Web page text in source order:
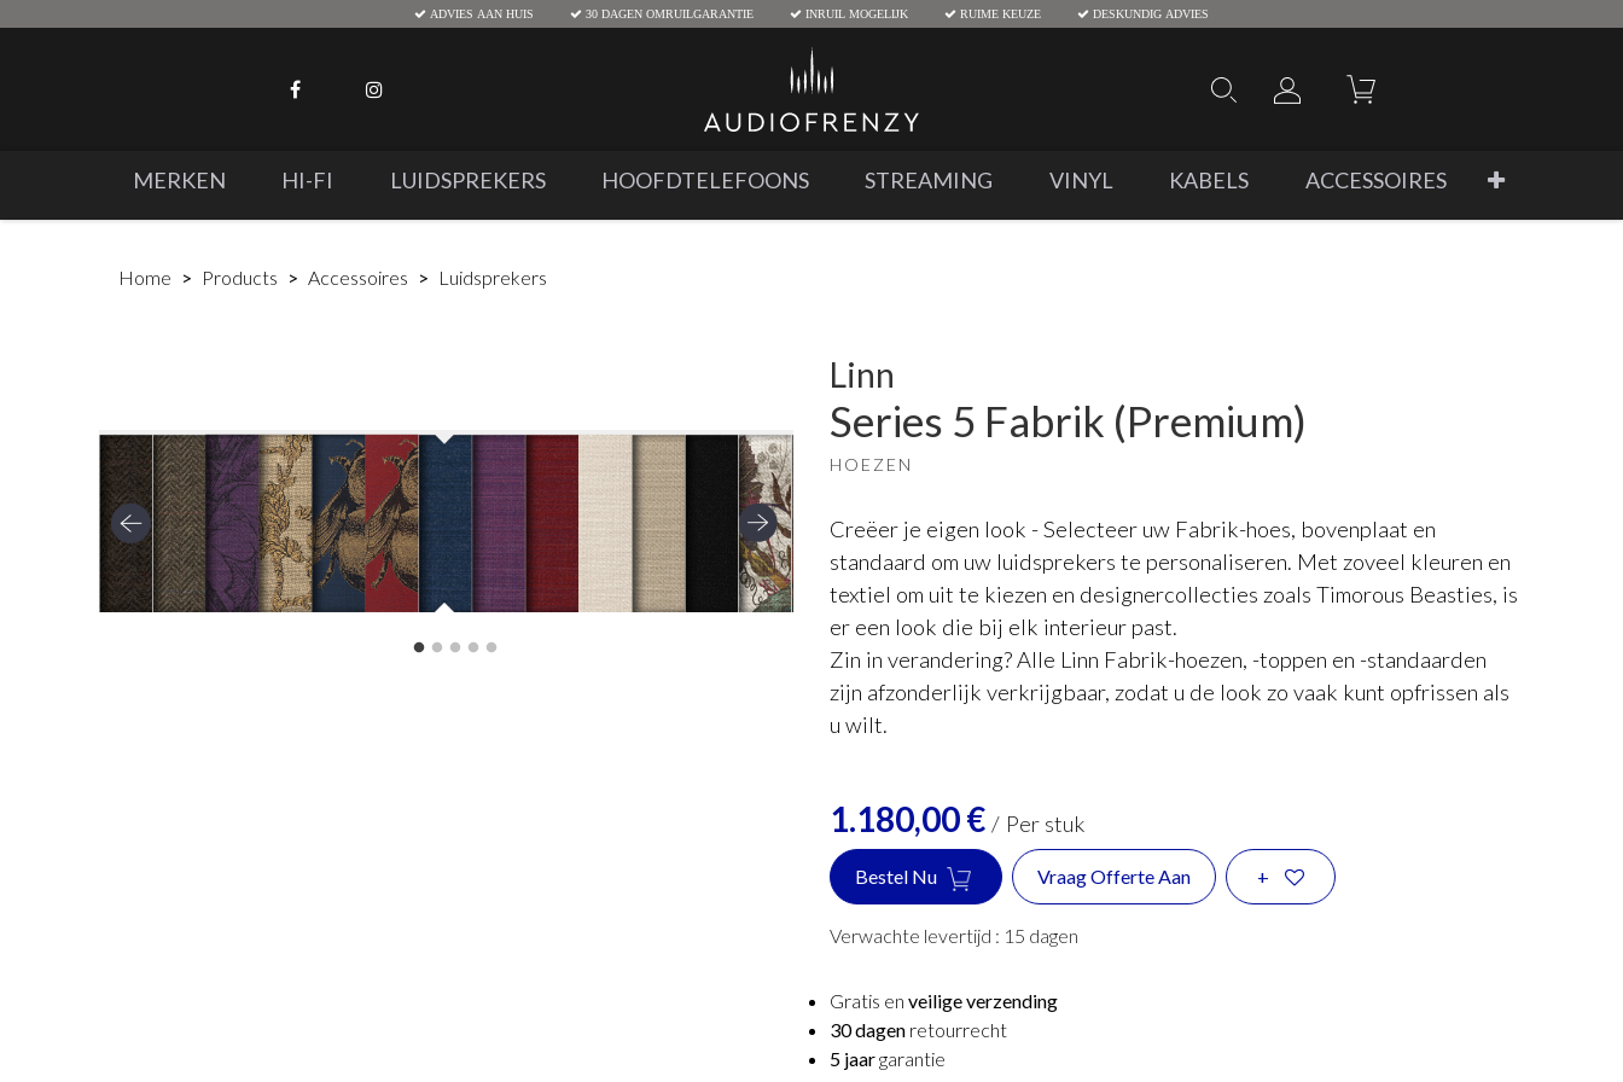
ADVIES AAN HUIS 30 DAGEN OMRUILGARANTIE INRUIL MOGELIJK RUIME KEUZE DESKUNDIG ADVIES
MERKEN HI-FI LUIDSPREKERS HOOFDTELEFOONS STREAMING VINYL KABELS ACCESSOIRES
Home Products Accessoires Luidsprekers
Linn
Series 5 Fabrik (Premium)
HOEZEN
Creëer je eigen look - Selecteer uw Fabrik-hoes, bovenplaat en
standaard om uw luidsprekers te personaliseren. Met zoveel kleuren en
textiel om uit te kiezen en designercollecties zoals Timorous Beasties, is
er een look die bij elk interieur past.
Zin in verandering? Alle Linn Fabrik-hoezen, -toppen en -standaarden
zijn afzonderlijk verkrijgbaar, zodat u de look zo vaak kunt opfrissen als
u wilt.
1.180,00€ / Per stuk
Bestel Nu Vraag Offerte Aan +
Verwachte levertijd : 15 dagen
Gratis en veilige verzending
30 dagen retourrecht
5 jaargarantie